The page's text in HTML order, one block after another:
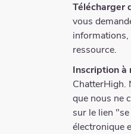
Télécharger
vous
informations,
ressource.
Inscription à
ChatterHigh.
que nous ne
sur le lien
électronique